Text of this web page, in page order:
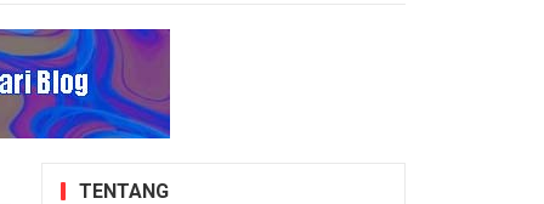
TENTANG